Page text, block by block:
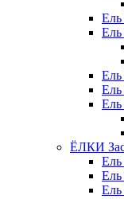
Ель
Ель
ЁЛКИ
Ель
Ель
Ель